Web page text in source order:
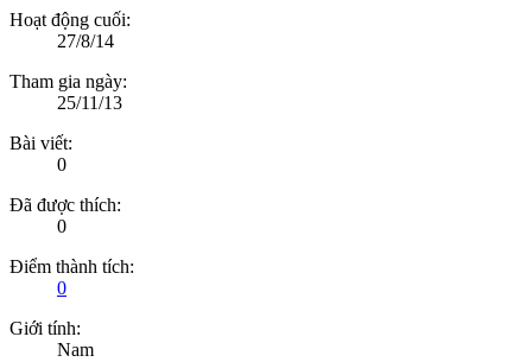
Hoạt động cuối:
27/8/14
Tham gia ngày:
25/11/13
Bài viết:
0
Đã được thích:
0
Điểm thành tích:
0
Giới tính:
Nam